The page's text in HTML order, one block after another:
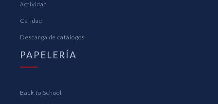
Actividad
Calidad
Descarga de catálogos
PAPELERÍA
Back to School